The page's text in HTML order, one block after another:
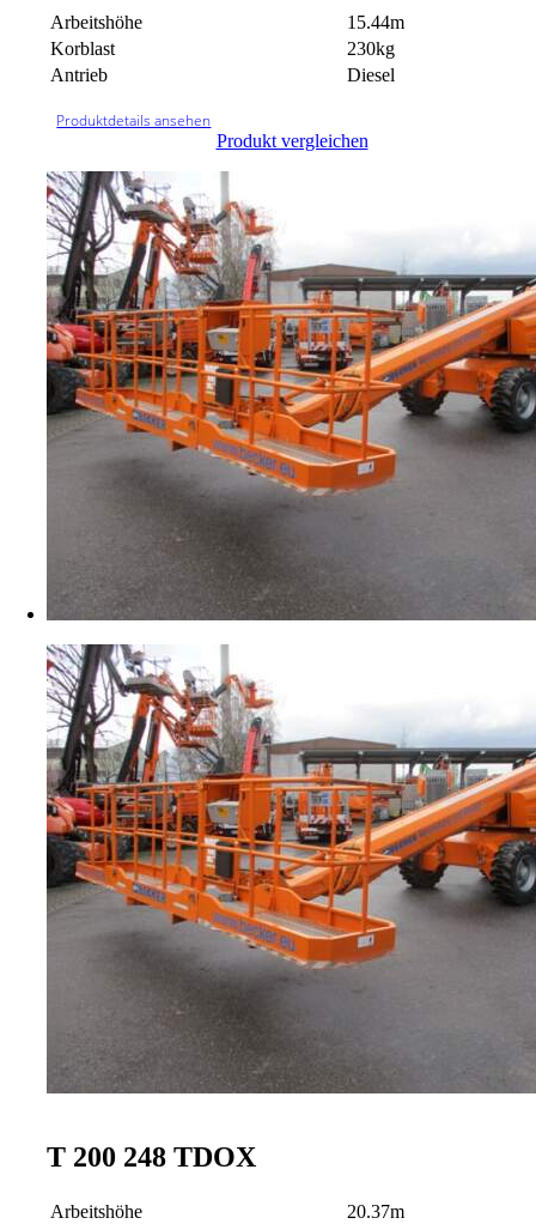
Arbeitshöhe
15.44m
Korblast
230kg
Antrieb
Diesel
Produktdetails ansehen
Produkt vergleichen
T 200 248 TDOX
Arbeitshöhe
20.37m